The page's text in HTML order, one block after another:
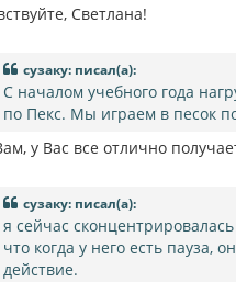
Светлана!
сузаку: писал(а):
С началом учебного года
по Пекс. Мы играем в песок
у Вас все отлично
сузаку: писал(а):
я сейчас
что когда у него есть пауза,
действие.